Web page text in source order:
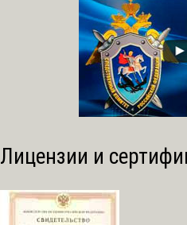
Лицензии и